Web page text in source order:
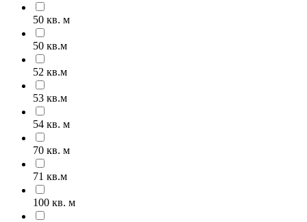
50 кв. м
50 кв.м
52 кв.м
53 кв.м
54 кв. м
70 кв. м
71 кв.м
100 кв. м